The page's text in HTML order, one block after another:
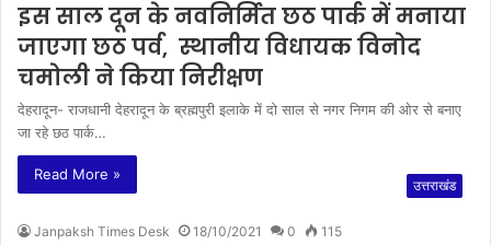
इस साल दून के नवनिर्मित छठ पार्क में मनाया
जाएगा छठ पर्व, स्थानीय विधायक विनोद
चमोली ने किया निरीक्षण
देहरादून- राजधानी देहरादून के ब्रह्मपुरी इलाके में दो साल से नगर निगम की ओर से बनाए
जा रहे छठ पार्क…
Read More »
उत्तराखंड
Janpaksh Times Desk 18/10/2021 0 115